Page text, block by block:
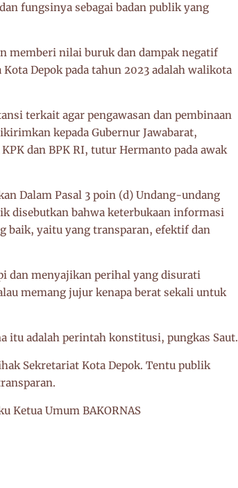
fungsinya sebagai badan publik yang
memberi nilai buruk dan dampak negatif
Depok pada tahun 2023 adalah walikota
terkait agar pengawasan dan pembinaan
kepada Gubernur Jawabarat,
dan BPK RI, tutur Hermanto pada awak
Dalam Pasal 3 poin (d) Undang-undang
disebutkan bahwa keterbukaan informasi
baik, yaitu yang transparan, efektif dan
dan menyajikan perihal yang disurati
memang jujur kenapa berat sekali untuk
itu adalah perintah konstitusi, pungkas Saut.
Sekretariat Kota Depok. Tentu publik
Ketua Umum BAKORNAS